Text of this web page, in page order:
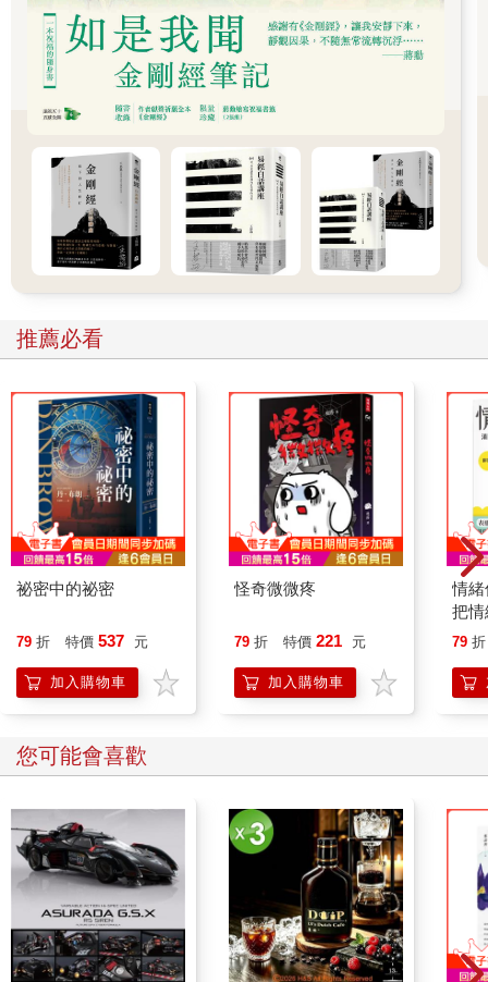
初，或是某些陣法，是由神明附身於鸞生或乩童的方式所傳授
的，例如鎮靈宮的十三太保陣、朝隆聖堂天上聖母駕前護衛聖將
所學的五龍陣、心德堂的十三太保陣、豐隆堂的十三金甲戰帥
陣、聖德宮十二家司等皆是。由此可知本地的陣頭訓練，大多各
有其歷史淵源，也各自形成其訓練方式及技藝風格，因而構成東
安館迎神，降身賜教
根據本地所傳承的習慣，陣頭往往會在參與迎王前數日到十多日
前，舉行「安館」儀式，亦即設香案呼請與該陣頭活動有關的守
護神，下來人間監察他們的訓練情形，並會將相關的服飾、頭
盔、兵器、法器等，皆供奉於安館的室內；且會在公館內設置神
桌和座椅數張，椅子上則放著一疊金紙，桌上加放數套茶具和煙
水等供品以敬神。
時的棚子，做為該陣頭的「公館」或「行館」，並在公館門口旁
掛上書寫著「某某駕前某某家將公館」的長木匾（如共善堂和共
心堂皆設「福州白龍庵駕前什家將公館」），並會在此公館的入
口處，以貼上靈符的兩支長板杯交叉於門前或神桌前，防止不相
干的信眾冒犯這些神將使用的神聖器物，尤其是女性，如此是為
了避免神聖器物受到不潔淨的邪祟或閒雜人等之侵犯而污染，同
時廟方也會要求看廟者特別留意，避免閒雜人等任意接近安館之
處。
原本傳統上自安館後，特別是屬於宗教性的陣頭類者，這些裝扮
各式神將的成員皆被要求睡於廟內或公館內，以便讓相關的神明
在睡夢中指導動作，目前仍有些廟宇所附屬的陣頭，保持這種睡
將、鎮靈宮的十三太保陣。
昔日有的陣頭還會要求成員於安館後至迎王期間或出軍日前後，
入喪家、走過竹竿下、或是賭博等，包括身上所穿著衣物不可與
女性的衣物混在一起洗等。而這些禁忌的規定皆是為了保持裝扮
神將者身心內外的潔淨，避免受到不潔的污染，影響到所裝扮神
將的神聖性，以及於出軍表演日時皆能精神奕奕地完成任務，而
不會有臨時體力不支昏倒或軟腿的突發事項。而今對於出陣前後
吃素齋戒這一點，廟方的主事者已不再硬性要求。
神將開臉，身若神駕
陣頭到了要正式出陣表演之日，稱為「出軍」，若有彩繪臉譜習
推薦必看
祕密中的祕密
79 折 特價 537 元
加入購物車
怪奇微微疼
79 折 特價 221 元
加入購物車
情
把
誰
79 折
您可能會喜歡